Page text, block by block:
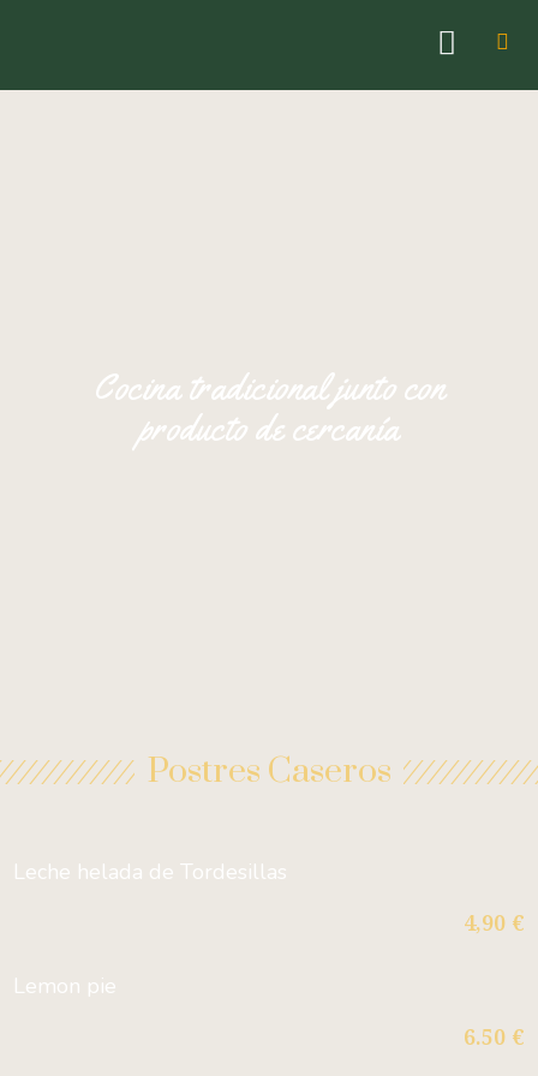
Cocina tradicional junto con
producto de cercanía
Postres Caseros
Leche helada de Tordesillas
4,90 €
Lemon pie
6.50 €